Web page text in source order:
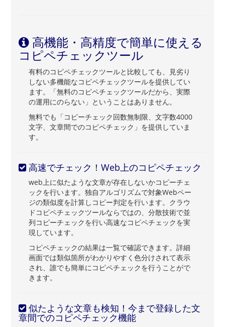
高機能・高精度で簡単に使える
コピペチェックツール
有料のコピペチェックツールと比較しても、見劣り
しない多機能なコピペチェックツールを提供してい
ます。「無料のコピペチェックツールだから、実際
の運用にのらない」ということはありません。
無料でも「コピーチェック回数無制限、文字数4000
文字、文章間でのコピペチェック」を提供していま
す。
高速でチェック！Web上のコピペチェック
web上に似たような文章が存在しないかコピーチェ
ックを行います。独自アルゴリズムで対象Webペー
ジの類似度を計算しコピー判定を行います。クラウ
ドコピペチェックツールならではの、分散技術で並
列コピーチェックを行い高速なコピペチェックを実
現しています。
コピペチェックの結果は一覧で確認できます。詳細
画面では類似箇所がわかりやすく色分けされて表示
され、誰でも簡単にコピペチェックを行うことがで
きます。
似たような文章も検知！今まで登録した文
章間でのコピペチェック機能